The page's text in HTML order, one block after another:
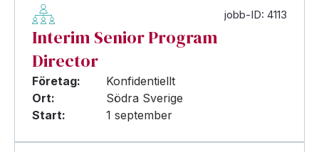
jobb-ID: 4113
Interim Senior Program
Director
Företag:
Konfidentiellt
Ort:
Södra Sverige
Start:
1 september